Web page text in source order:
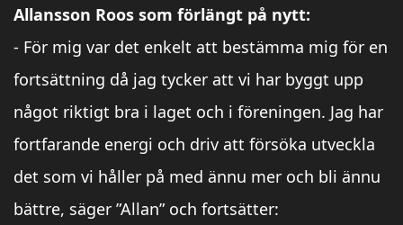
Allansson Roos som förlängt på nytt:
- För mig var det enkelt att bestämma mig för en
fortsättning då jag tycker att vi har byggt upp
något riktigt bra i laget och i föreningen. Jag har
fortfarande energi och driv att försöka utveckla
det som vi håller på med ännu mer och bli ännu
bättre, säger ”Allan” och fortsätter: